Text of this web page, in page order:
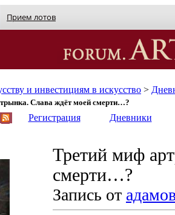
Прием лотов
и инвестициям в искусство >
Слава ждёт моей смерти…?
Регистрация Дневники
Третий миф
смерти…?
Запись от